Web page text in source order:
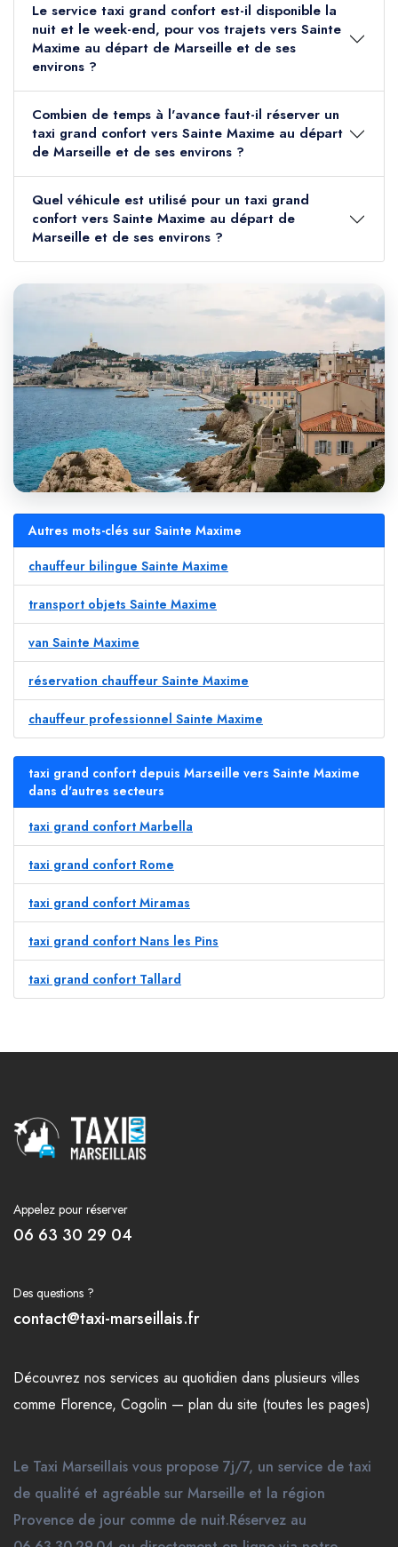
Le service taxi grand confort est-il disponible la
nuit et le week-end, pour vos trajets vers Sainte
Maxime au départ de Marseille et de ses
environs ?
Combien de temps à l'avance faut-il réserver un
taxi grand confort vers Sainte Maxime au départ
de Marseille et de ses environs ?
Quel véhicule est utilisé pour un taxi grand
confort vers Sainte Maxime au départ de
Marseille et de ses environs ?
Autres mots-clés sur Sainte Maxime
chauffeur bilingue Sainte Maxime
transport objets Sainte Maxime
van Sainte Maxime
réservation chauffeur Sainte Maxime
chauffeur professionnel Sainte Maxime
taxi grand confort depuis Marseille vers Sainte Maxime
dans d'autres secteurs
taxi grand confort Marbella
taxi grand confort Rome
taxi grand confort Miramas
taxi grand confort Nans les Pins
taxi grand confort Tallard
Appelez pour réserver
06 63 30 29 04
Des questions ?
contact@taxi-marseillais.fr
Découvrez nos services au quotidien dans plusieurs villes
comme Florence, Cogolin — plan du site (toutes les pages)
Le Taxi Marseillais vous propose 7j/7, un service de taxi
de qualité et agréable sur Marseille et la région
Provence de jour comme de nuit.Réservez au